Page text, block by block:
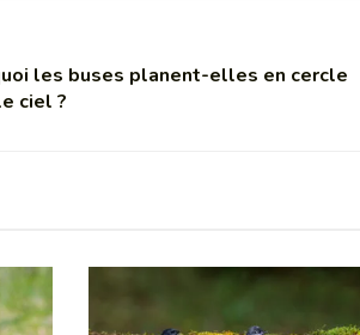
les buses planent-elles en cercle
ciel ?